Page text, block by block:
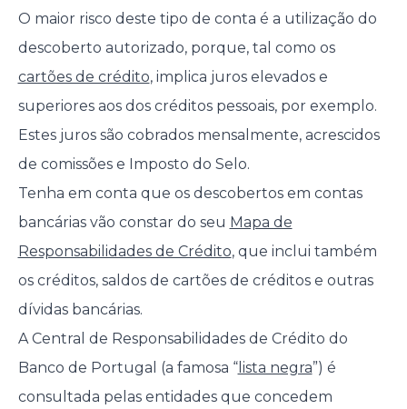
O maior risco deste tipo de conta é a utilização do
descoberto autorizado, porque, tal como os
cartões de crédito, implica juros elevados e
superiores aos dos créditos pessoais, por exemplo.
Estes juros são cobrados mensalmente, acrescidos
de comissões e Imposto do Selo.
Tenha em conta que os descobertos em contas
bancárias vão constar do seu Mapa de
Responsabilidades de Crédito, que inclui também
os créditos, saldos de cartões de créditos e outras
dívidas bancárias.
A Central de Responsabilidades de Crédito do
Banco de Portugal (a famosa “lista negra”) é
consultada pelas entidades que concedem